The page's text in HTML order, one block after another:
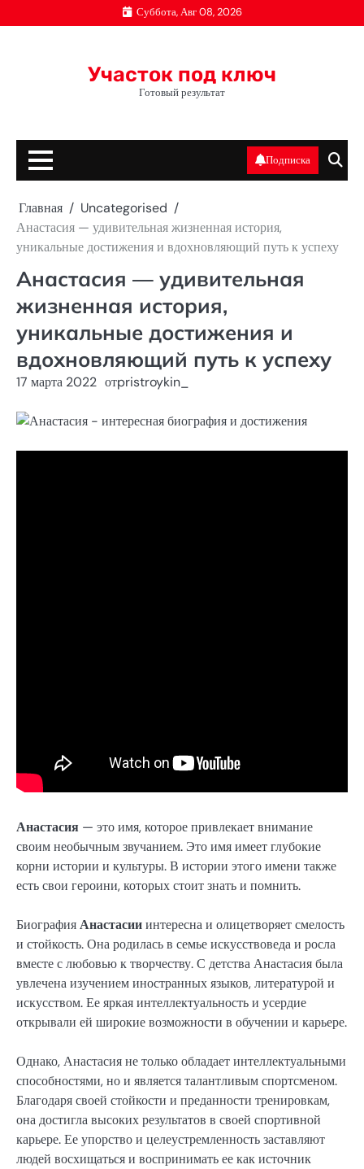
к
Суббота, Авг 08, 2026
Участок под ключ
Готовый результат
Подписка
Главная
Uncategorised
Анастасия — удивительная жизненная история,
уникальные достижения и вдохновляющий путь к успеху
Анастасия — удивительная
жизненная история,
уникальные достижения и
вдохновляющий путь к успеху
17 марта 2022 отpristroykin_
Анастасия — это имя, которое привлекает внимание
своим необычным звучанием. Это имя имеет глубокие
корни истории и культуры. В истории этого имени также
есть свои героини, которых стоит знать и помнить.
БиографияАнастасииинтересна и олицетворяет смелость
и стойкость. Она родилась в семье искусствоведа и росла
вместе с любовью к творчеству. С детства Анастасия была
увлечена изучением иностранных языков, литературой и
искусством. Ее яркая интеллектуальность и усердие
открывали ей широкие возможности в обучении и карьере.
Однако, Анастасия не только обладает интеллектуальными
способностями, но и является талантливым спортсменом.
Благодаря своей стойкости и преданности тренировкам,
она достигла высоких результатов в своей спортивной
карьере. Ее упорство и целеустремленность заставляют
людей восхищаться и воспринимать ее как источник